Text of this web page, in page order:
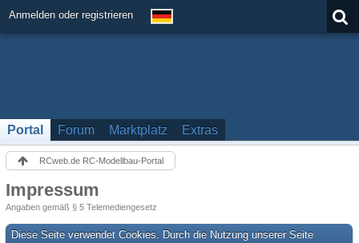
Anmelden oder registrieren
Portal Forum Marktplatz Extras
RCweb.de RC-Modellbau-Portal
Impressum
Angaben gemäß § 5 Telemediengesetz
Diese Seite verwendet Cookies. Durch die Nutzung unserer Seite